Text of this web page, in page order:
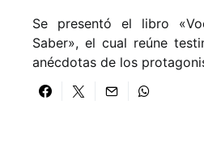
Se presentó el libro
Saber», el cual reúne
anécdotas de los